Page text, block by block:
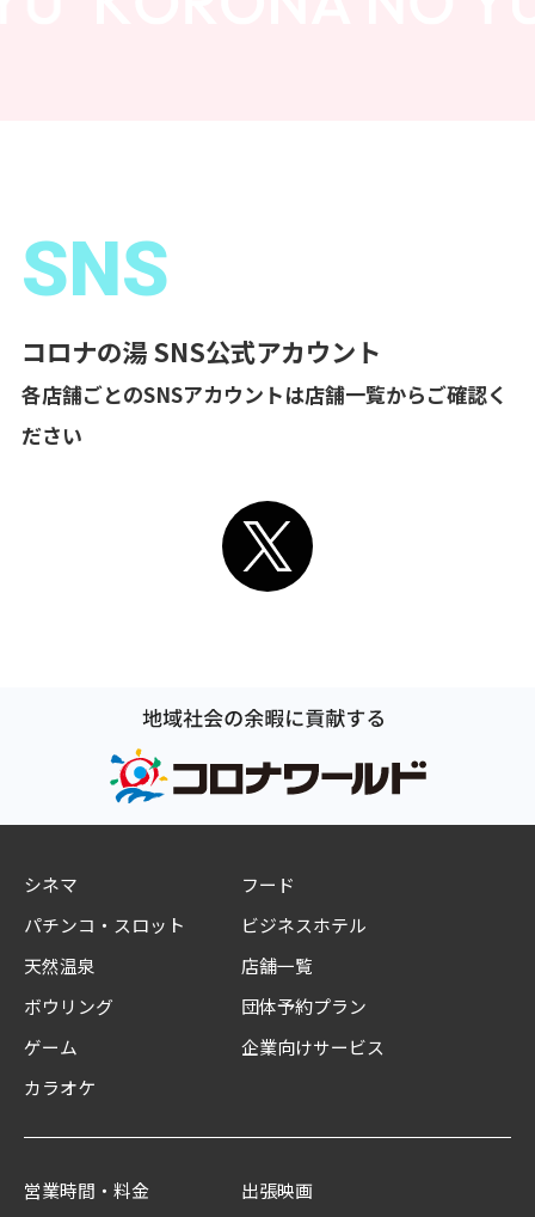
SNS
コロナの湯 SNS公式アカウント
各店舗ごとのSNSアカウントは店舗一覧からご確認く
ださい
シネマ
パチンコ・スロット
天然温泉
ボウリング
ゲーム
カラオケ
フード
ビジネスホテル
店舗一覧
団体予約プラン
企業向けサービス
営業時間・料金 出張映画